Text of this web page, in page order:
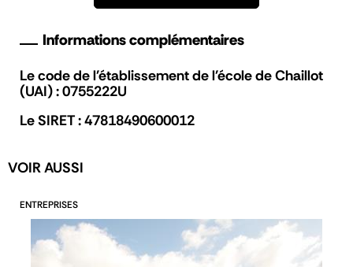
Informations complémentaires
Le code de l'établissement de l'école de Chaillot
(UAI) : 0755222U
Le SIRET : 47818490600012
VOIR AUSSI
ENTREPRISES